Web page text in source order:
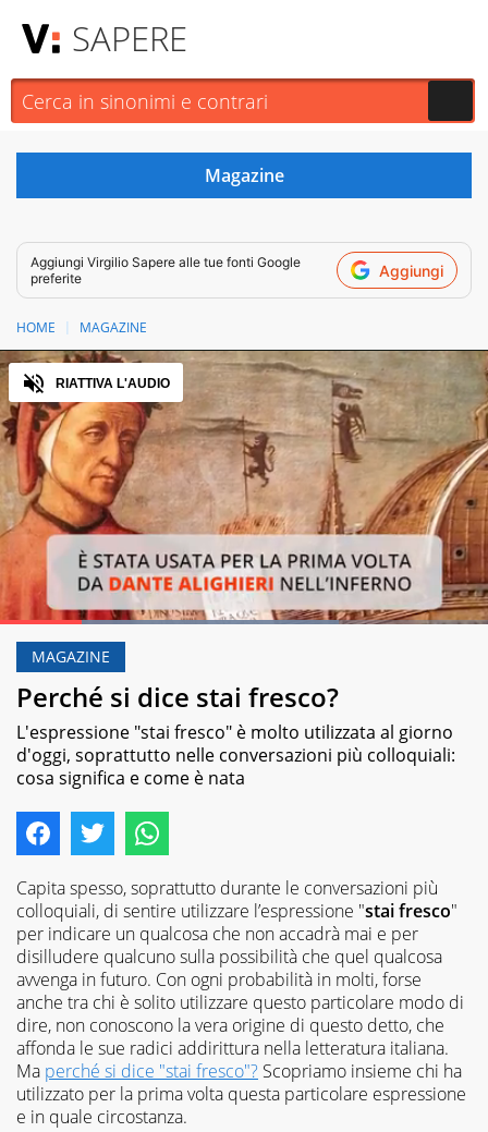
SAPERE
Aggiungi Virgilio Sapere alle tue fonti Google
preferite
Aggiungi
HOME MAGAZINE
PauseUnmute
Loaded:69.52%
Audio
RIATTIVA L'AUDIO
MAGAZINE
Perché si dice stai fresco?
L'espressione "stai fresco" è molto utilizzata al giorno
d'oggi, soprattutto nelle conversazioni più colloquiali:
cosa significa e come è nata
Capita spesso, soprattutto durante le conversazioni più
colloquiali, di sentire utilizzare l’espressione "stai fresco"
per indicare un qualcosa che non accadrà mai e per
disilludere qualcuno sulla possibilità che quel qualcosa
avvenga in futuro. Con ogni probabilità in molti, forse
anche tra chi è solito utilizzare questo particolare modo di
dire, non conoscono la vera origine di questo detto, che
affonda le sue radici addirittura nella letteratura italiana.
Ma perché si dice "stai fresco"? Scopriamo insieme chi ha
utilizzato per la prima volta questa particolare espressione
e in quale circostanza.